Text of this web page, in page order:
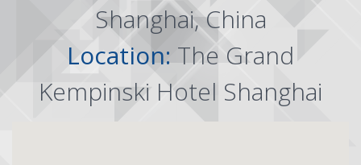
Shanghai, China
Location:The Grand
Kempinski Hotel Shanghai